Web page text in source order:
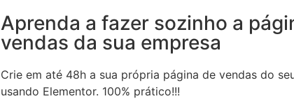
Aprenda a fazer sozinho a
vendas da sua empresa
Crie em até 48h a sua própria página de vendas do
usando Elementor. 100% prático!!!